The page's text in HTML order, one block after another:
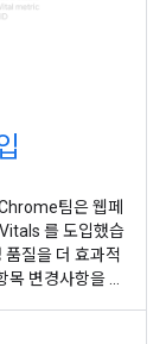
팀은 웹페
를 도입했습
질을 더 효과적
변경사항을 발